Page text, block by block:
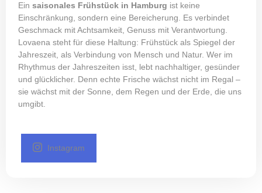
Ein saisonales Frühstück in Hamburg ist keine
Einschränkung, sondern eine Bereicherung. Es verbindet
Geschmack mit Achtsamkeit, Genuss mit Verantwortung.
Lovaena steht für diese Haltung: Frühstück als Spiegel der
Jahreszeit, als Verbindung von Mensch und Natur. Wer im
Rhythmus der Jahreszeiten isst, lebt nachhaltiger, gesünder
und glücklicher. Denn echte Frische wächst nicht im Regal –
sie wächst mit der Sonne, dem Regen und der Erde, die uns
umgibt.
Instagram